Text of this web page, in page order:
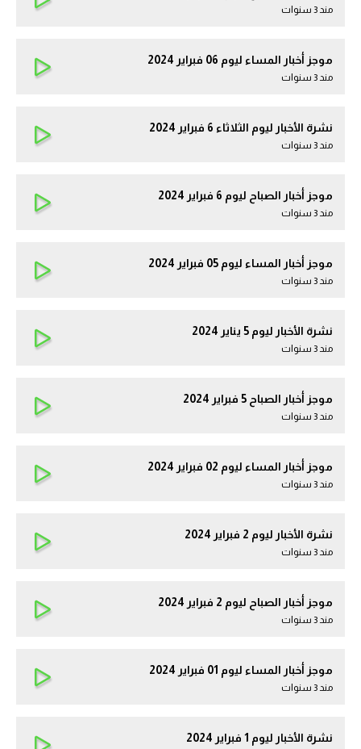
مند 3 سنوات
موجز أخبار المساء ليوم 06 فبراير 2024
مند 3 سنوات
نشرة الأخبار ليوم الثلاثاء 6 فبراير 2024
مند 3 سنوات
موجز أخبار الصباح ليوم 6 فبراير 2024
مند 3 سنوات
موجز أخبار المساء ليوم 05 فبراير 2024
مند 3 سنوات
نشرة الأخبار ليوم 5 يناير 2024
مند 3 سنوات
موجز أخبار الصباح 5 فبراير 2024
مند 3 سنوات
موجز أخبار المساء ليوم 02 فبراير 2024
مند 3 سنوات
نشرة الأخبار ليوم 2 فبراير 2024
مند 3 سنوات
موجز أخبار الصباح ليوم 2 فبراير 2024
مند 3 سنوات
موجز أخبار المساء ليوم 01 فبراير 2024
مند 3 سنوات
نشرة الأخبار ليوم 1 فبراير 2024